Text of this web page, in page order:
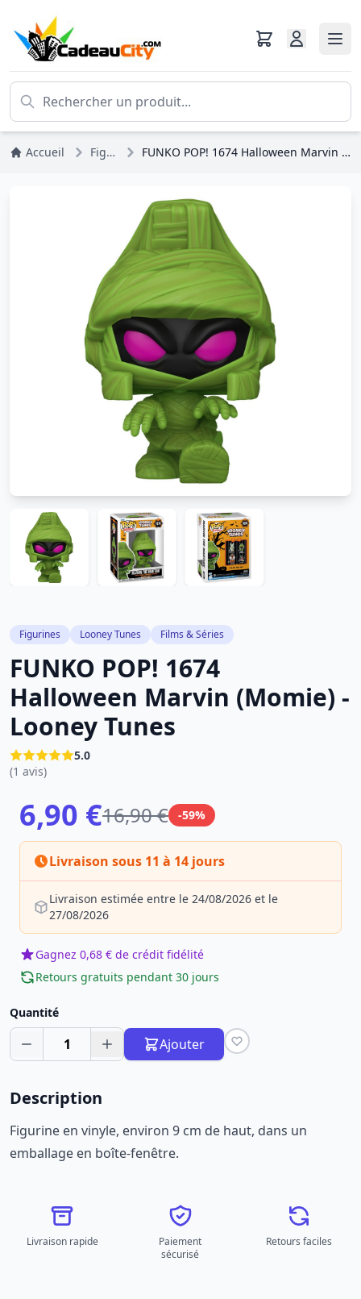
Accueil Figurines FUNKO POP! 1674 Halloween Marvin (Momie) - Looney Tunes
Figurines Looney Tunes Films & Séries
FUNKO POP! 1674
Halloween Marvin (Momie) -
Looney Tunes
5.0
(1 avis)
6,90 €16,90 € -59%
Livraison sous 11 à 14 jours
Livraison estimée entre le 24/08/2026 et le
27/08/2026
Gagnez 0,68 € de crédit fidélité
Retours gratuits pendant 30 jours
Quantité
1 Ajouter
Description
Figurine en vinyle, environ 9 cm de haut, dans un
emballage en boîte-fenêtre.
Livraison rapide
Paiement
sécurisé
Retours faciles